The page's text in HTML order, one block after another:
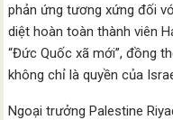
phản ứng tương xứng đối
diệt hoàn toàn thành viên
“Đức Quốc xã mới”, đồng
không chỉ là quyền của
Ngoại trưởng Palestine